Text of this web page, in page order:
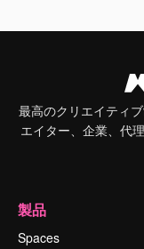
最高のクリエイティ
エイター、企業、代
製品
Spaces